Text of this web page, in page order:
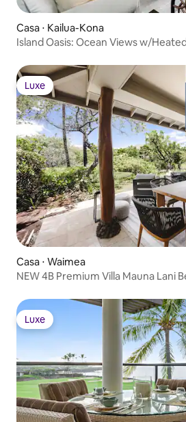
Casa ⋅ Kailua-Kona
Island Oasis: Ocean Views w/
Luxe
Luxe
Casa ⋅ Waimea
NEW 4B Premium Villa Mauna Lani
Luxe
Luxe